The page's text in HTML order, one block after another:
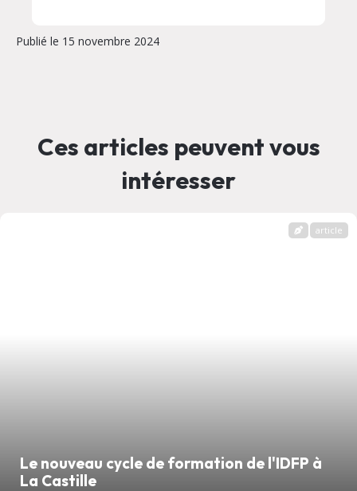
Publié le 15 novembre 2024
Ces articles peuvent vous
intéresser
Le nouveau cycle de formation de l'IDFP à
La Castille
article